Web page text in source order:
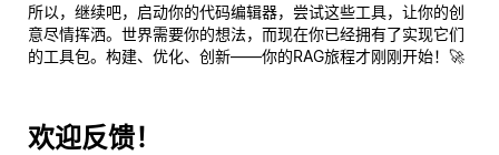
所以，继续吧，启动你的代码编辑器，尝试这些工具，让你的创
意尽情挥洒。世界需要你的想法，而现在你已经拥有了实现它们
的工具包。构建、优化、创新——你的RAG旅程才刚刚开始！🚀
欢迎反馈！